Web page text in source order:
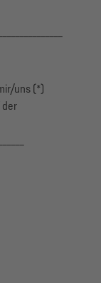
uns (*)
der